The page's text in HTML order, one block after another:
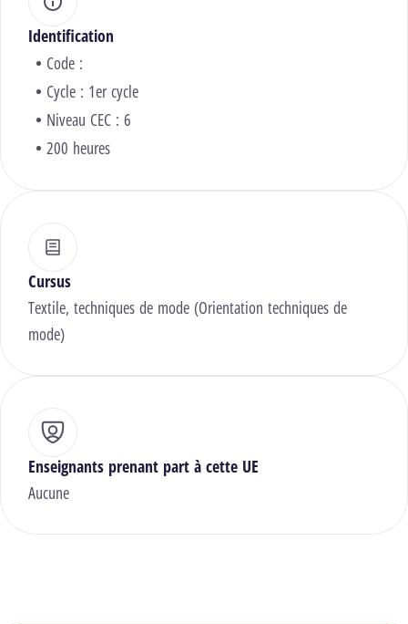
Identification
Code :
Cycle : 1er cycle
Niveau CEC : 6
200 heures
Cursus
Textile, techniques de mode (Orientation techniques de
mode)
Enseignants prenant part à cette UE
Aucune